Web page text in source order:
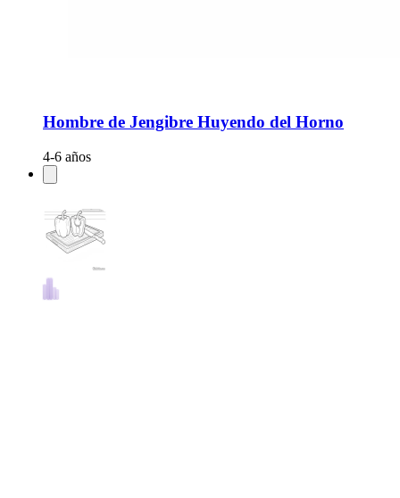
Hombre de Jengibre Huyendo del Horno
4-6 años